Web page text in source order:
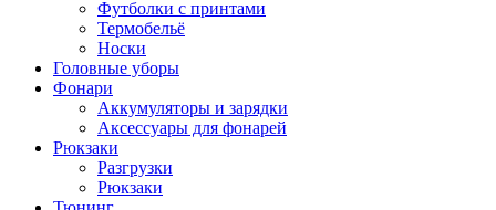
Футболки с принтами
Термобельё
Носки
Головные уборы
Фонари
Аккумуляторы и зарядки
Аксессуары для фонарей
Рюкзаки
Разгрузки
Рюкзаки